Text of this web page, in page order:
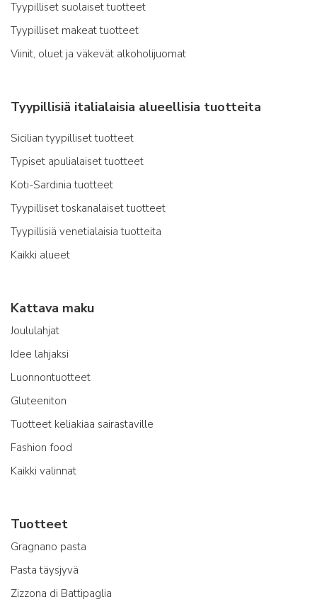
Tyypilliset suolaiset tuotteet
Tyypilliset makeat tuotteet
Viinit, oluet ja väkevät alkoholijuomat
Tyypillisiä italialaisia alueellisia tuotteita
Sicilian tyypilliset tuotteet
Typiset apulialaiset tuotteet
Koti-Sardinia tuotteet
Tyypilliset toskanalaiset tuotteet
Tyypillisiä venetialaisia tuotteita
Kaikki alueet
Kattava maku
Joululahjat
Idee lahjaksi
Luonnontuotteet
Gluteeniton
Tuotteet keliakiaa sairastaville
Fashion food
Kaikki valinnat
Tuotteet
Gragnano pasta
Pasta täysjyvä
Zizzona di Battipaglia